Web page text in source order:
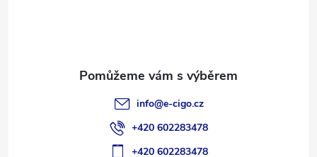
info@e-cigo.cz
+420 602283478
+420 602283478